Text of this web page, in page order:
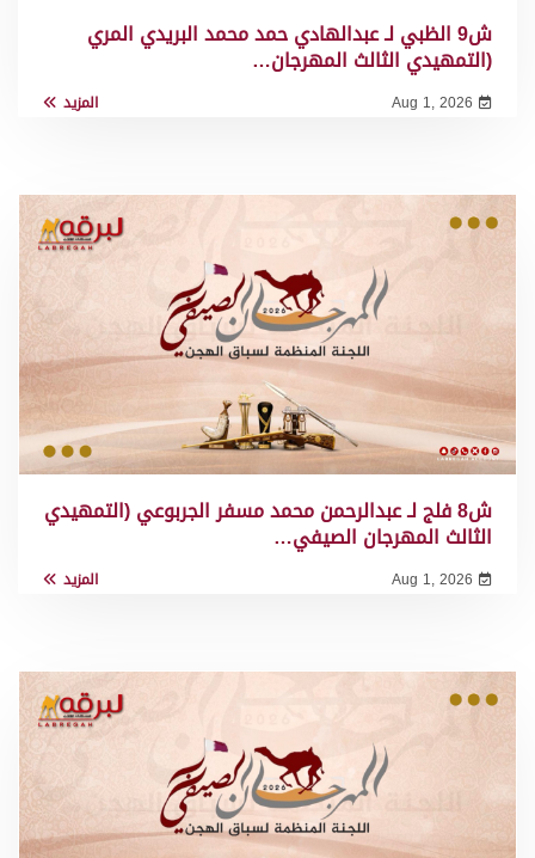
ش9 الظبي لـ عبدالهادي حمد محمد البريدي المري
(التمهيدي الثالث المهرجان…
Aug 1, 2026 المزيد
ش8 فلج لـ عبدالرحمن محمد مسفر الجربوعي (التمهيدي
الثالث المهرجان الصيفي…
Aug 1, 2026 المزيد